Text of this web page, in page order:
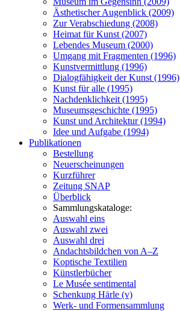
Ästhetischer Augenblick (2009)
Zur Verabschiedung (2008)
Heimat für Kunst (2007)
Lebendes Museum (2000)
Umgang mit Fragmenten (1996)
Kunstvermittlung (1996)
Dialogfähigkeit der Kunst (1996)
Kunst für alle (1995)
Nachdenklichkeit (1995)
Museumsgeschichte (1995)
Kunst und Architektur (1994)
Idee und Aufgabe (1994)
Publikationen
Bestellung
Neuerscheinungen
Kurzführer
Zeitung SNAP
Überblick
Sammlungskataloge:
Auswahl eins
Auswahl zwei
Auswahl drei
Andachtsbildchen von A–Z
Koptische Textilien
Künstlerbücher
Le Musée sentimental
Schenkung Härle (v)
Werk- und Formensammlung